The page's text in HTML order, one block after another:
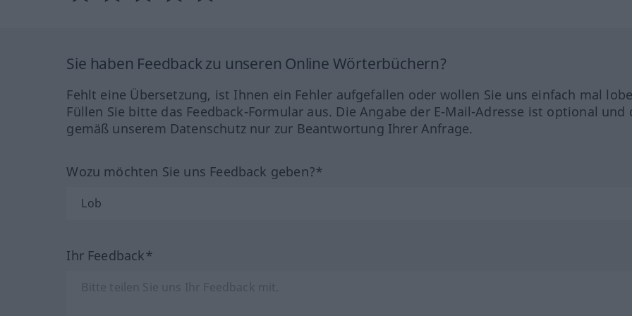
Sie haben Feedback zu unseren Online Wörterbüchern?
Fehlt eine Übersetzung, ist Ihnen ein Fehler aufgefallen oder wollen Sie uns einfach mal
Füllen Sie bitte das Feedback-Formular aus. Die Angabe der E-Mail-Adresse ist optional und
gemäß unserem Datenschutz nur zur Beantwortung Ihrer Anfrage.
Wozu möchten Sie uns Feedback geben?*
Ihr Feedback*